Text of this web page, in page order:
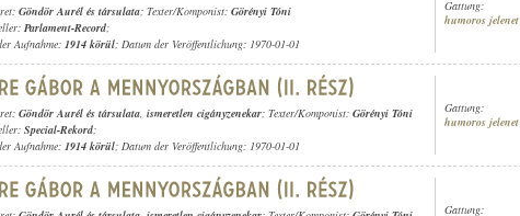
Göndör Aurél és társulata; Texter/Komponist: Görényi Tóni
Parlament-Record;
Aufnahme: 1914 körül; Datum der Veröffentlichung: 1970-01-01
Gattung:
humoros jelenet
Göndör Aurél és társulata, ismeretlen cigányzenekar; Texter/Komponist: Görényi Tóni
Special-Rekord;
Aufnahme: 1914 körül; Datum der Veröffentlichung: 1970-01-01
Gattung:
humoros jelenet
Gattung: